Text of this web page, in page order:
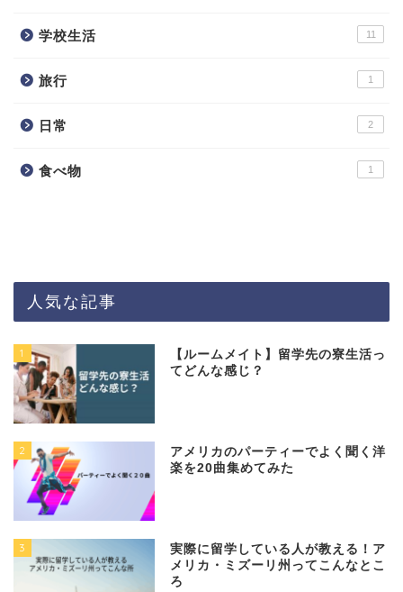
学校生活 11
旅行 1
日常 2
食べ物 1
人気な記事
1
【ルームメイト】留学先の寮生活っ
てどんな感じ？
2
アメリカのパーティーでよく聞く洋
楽を20曲集めてみた
3
実際に留学している人が教える！ア
メリカ・ミズーリ州ってこんなとこ
ろ